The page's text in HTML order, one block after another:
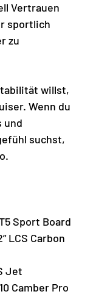
Vertrauen
sportlich
zu
willst,
Wenn du
und
suchst,
Sport Board
LCS Carbon
Jet
Camber Pro